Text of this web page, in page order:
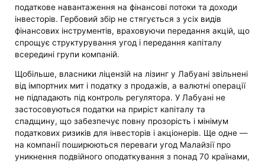
податкове навантаження на фінансові потоки та доходи
інвесторів. Гербовий збір не стягується з усіх видів
фінансових інструментів, враховуючи передання акцій, що
спрощує структурування угод і передання капіталу
всередині групи компаній.
Щобільше, власники ліцензій на лізинг у Лабуані звільнені
від імпортних мит і податку з продажів, а валютні операції
не підпадають під контроль регулятора. У Лабуані не
застосовуються податки на приріст капіталу та
спадщину, що забезпечує повну прозорість і мінімум
податкових ризиків для інвесторів і акціонерів. Ще одне —
на компанії поширюються переваги угод Малайзії про
уникнення подвійного оподаткування з понад 70 країнами,